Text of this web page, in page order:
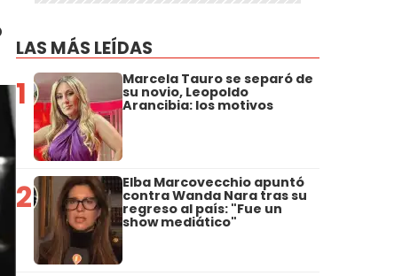
LAS MÁS LEÍDAS
1 Marcela Tauro se separó de
su novio, Leopoldo
Arancibia: los motivos
2 Elba Marcovecchio apuntó
contra Wanda Nara tras su
regreso al país: "Fue un
show mediático"